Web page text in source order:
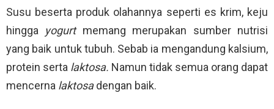
Susu beserta produk olahannya seperti es krim, keju
hingga yogurt memang merupakan sumber nutrisi
yang baik untuk tubuh. Sebab ia mengandung kalsium,
protein serta laktosa. Namun tidak semua orang dapat
mencerna laktosadengan baik.